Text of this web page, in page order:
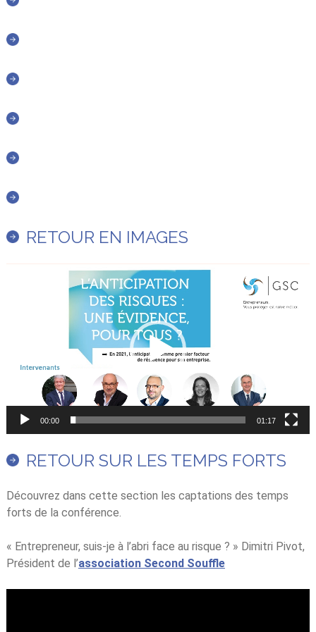
RETOUR EN IMAGES
00:00 01:17
RETOUR SUR LES TEMPS FORTS
Découvrez dans cette section les captations des temps
forts de la conférence.
« Entrepreneur, suis-je à l’abri face au risque ? » Dimitri Pivot,
Président de l’association Second Souffle